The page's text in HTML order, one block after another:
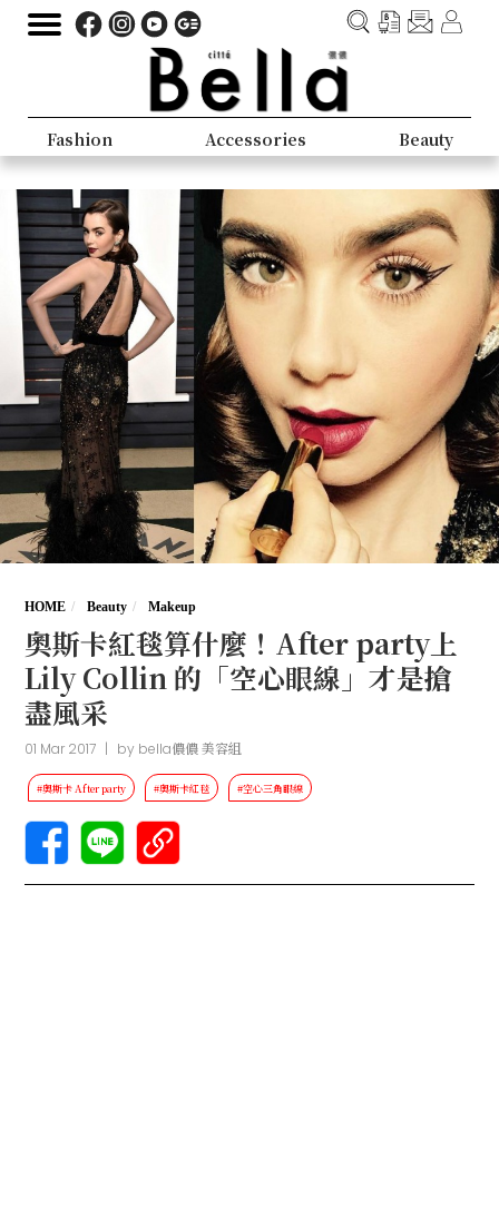
Fashion Accessories Beauty
HOME Beauty Makeup
奧斯卡紅毯算什麼！After party上
Lily Collin 的「空心眼線」才是搶
盡風采
01 Mar 2017 | by bella儂儂 美容組
#奧斯卡 After party #奧斯卡紅毯 #空心三角眼線